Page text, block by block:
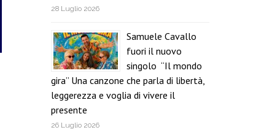
28 Luglio 2026
Samuele Cavallo
fuori il nuovo
singolo “Il mondo
gira” Una canzone che parla di libertà,
leggerezza e voglia di vivere il
presente
26 Luglio 2026